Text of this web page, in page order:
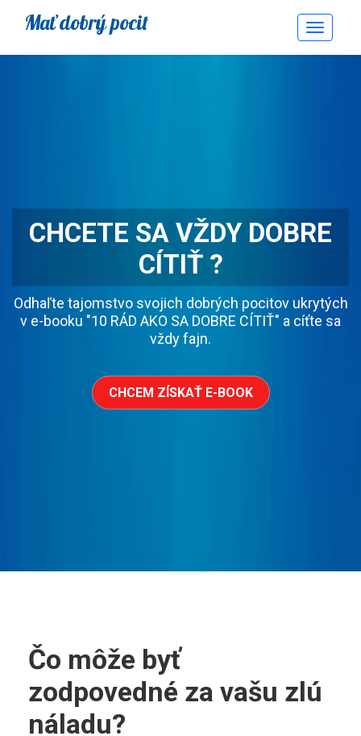
CHCETE SA VŽDY DOBRE
CÍTIŤ ?
Odhaľte tajomstvo svojich dobrých pocitov ukrytých
v e-booku "10 RÁD AKO SA DOBRE CÍTIŤ" a cíťte sa
vždy fajn.
CHCEM ZÍSKAŤ E-BOOK
Mať dobrý pocit
Toggle
Čo môže byť
zodpovedné za vašu zlú
náladu?